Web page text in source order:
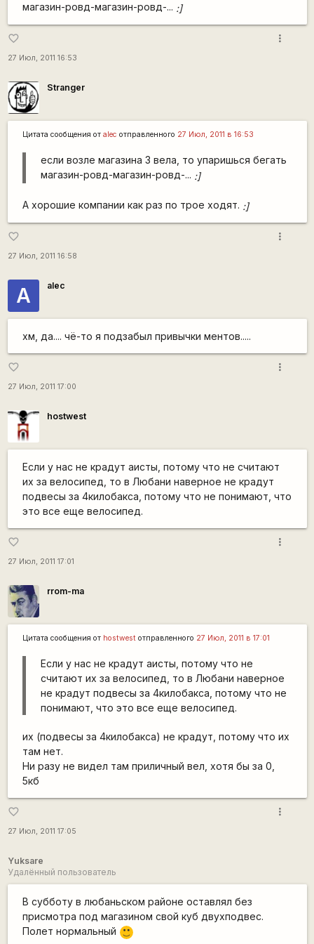
магазин-ровд-магазин-ровд-... :]
favorite_border
27 Июл, 2011 16:53
more_vert
Stranger
Цитата сообщения от alec отправленного 27 Июл, 2011 в 16:53
если возле магазина 3 вела, то упаришься бегать
магазин-ровд-магазин-ровд-... :]
А хорошие компании как раз по трое ходят. :]
favorite_border
27 Июл, 2011 16:58
more_vert
А alec
хм, да.... чё-то я подзабыл привычки ментов.....
favorite_border
27 Июл, 2011 17:00
more_vert
hostwest
Если у нас не крадут аисты, потому что не считают
их за велосипед, то в Любани наверное не крадут
подвесы за 4килобакса, потому что не понимают, что
это все еще велосипед.
favorite_border
27 Июл, 2011 17:01
more_vert
rrom-ma
Цитата сообщения от hostwestотправленного 27 Июл, 2011 в 17:01
Если у нас не крадут аисты, потому что не
считают их за велосипед, то в Любани наверное
не крадут подвесы за 4килобакса, потому что не
понимают, что это все еще велосипед.
их (подвесы за 4килобакса) не крадут, потому что их
там нет.
Ни разу не видел там приличный вел, хотя бы за 0,
5кб
favorite_border
27 Июл, 2011 17:05
more_vert
Yuksare
Удалённый пользователь
В субботу в любаньском районе оставлял без
присмотра под магазином свой куб двухподвес.
Полет нормальный
:)